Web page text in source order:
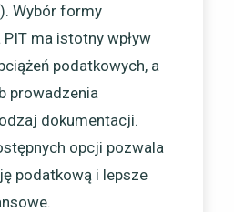
Wybór formy
ma istotny wpływ
podatkowych, a
prowadzenia
dokumentacji.
opcji pozwala
podatkową i lepsze